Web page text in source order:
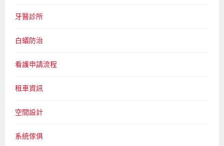
牙醫診所
白蟻防治
看護申請流程
租車資訊
空間設計
系統傢俱